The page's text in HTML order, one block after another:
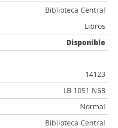
Biblioteca Central
Libros
Disponible
14123
LB 1051 N68
Normal
Biblioteca Central